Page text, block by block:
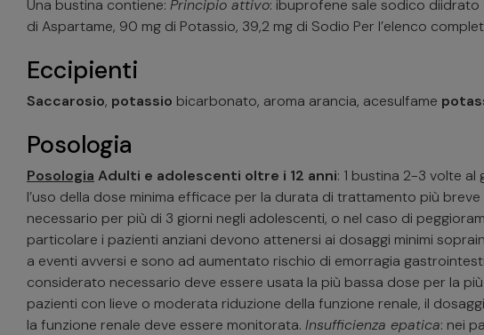
Una bustina contiene: Principio attivo: ibuprofene sale sodico
di Aspartame, 90 mg di Potassio, 39,2 mg di Sodio Per l’elenco
Eccipienti
Saccarosio, potassio bicarbonato, aroma arancia, acesulfame
Posologia
Posologia Adulti e adolescenti oltre i 12 anni: 1 bustina 2-3 volte
l’uso della dose minima efficace per la durata di trattamento più
necessario per più di 3 giorni negli adolescenti, o nel caso di
particolare i pazienti anziani devono attenersi ai dosaggi minimi
a eventi avversi e sono ad aumentato rischio di emorragia
considerato necessario deve essere usata la più bassa dose per la
pazienti con lieve o moderata riduzione della funzione renale, il
la funzione renale deve essere monitorata. Insufficienza epatica: nei